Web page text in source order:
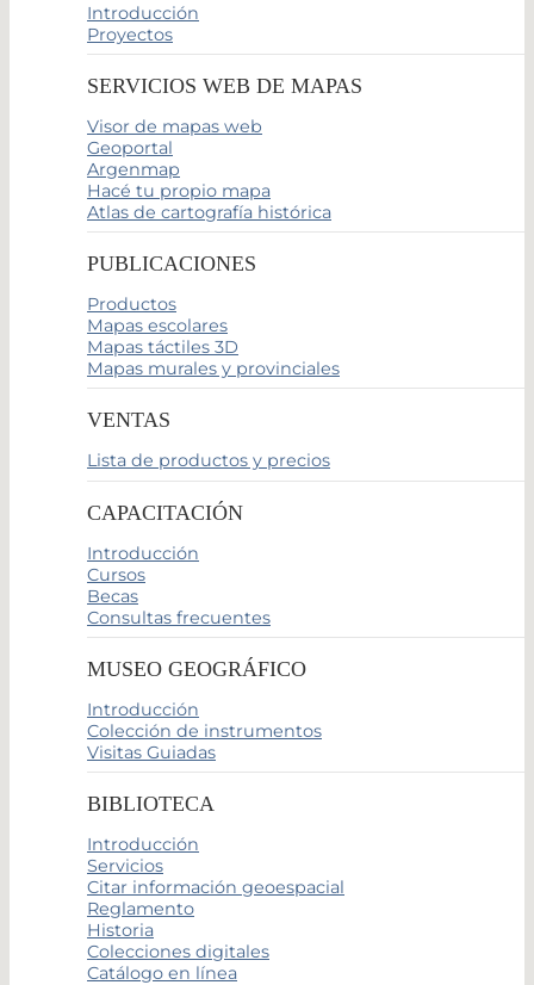
Introducción
Proyectos
SERVICIOS WEB DE MAPAS
Visor de mapas web
Geoportal
Argenmap
Hacé tu propio mapa
Atlas de cartografía histórica
PUBLICACIONES
Productos
Mapas escolares
Mapas táctiles 3D
Mapas murales y provinciales
VENTAS
Lista de productos y precios
CAPACITACIÓN
Introducción
Cursos
Becas
Consultas frecuentes
MUSEO GEOGRÁFICO
Introducción
Colección de instrumentos
Visitas Guiadas
BIBLIOTECA
Introducción
Servicios
Citar información geoespacial
Reglamento
Historia
Colecciones digitales
Catálogo en línea